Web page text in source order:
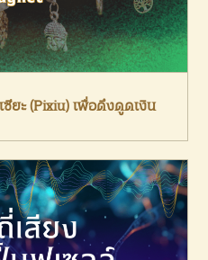
ซียะ (Pixiu) เพื่อดึงดูดเงิน